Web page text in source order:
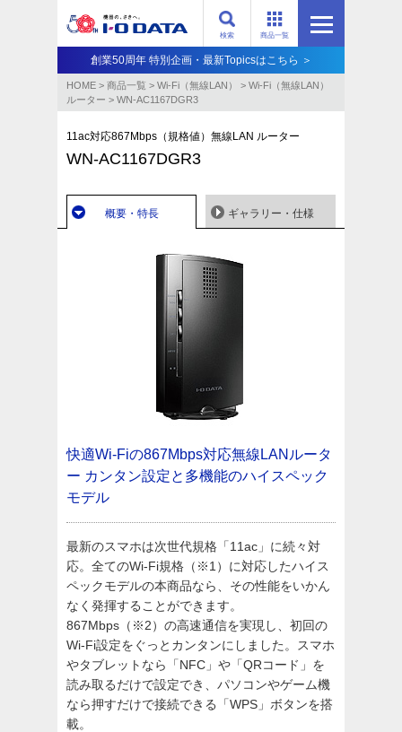
商品一覧
検索
創業50周年 特別企画・最新Topicsはこちら ＞
HOME > 商品一覧 > Wi-Fi（無線LAN） > Wi-Fi（無線LAN）
ルーター > WN-AC1167DGR3
11ac対応867Mbps（規格値）無線LAN ルーター
WN-AC1167DGR3
概要・特長 ギャラリー・仕様
快適Wi-Fiの867Mbps対応無線LANルータ
ー カンタン設定と多機能のハイスペック
モデル
最新のスマホは次世代規格「11ac」に続々対
応。全てのWi-Fi規格（※1）に対応したハイス
ペックモデルの本商品なら、その性能をいかん
なく発揮することができます。
867Mbps（※2）の高速通信を実現し、初回の
Wi-Fi設定をぐっとカンタンにしました。スマホ
やタブレットなら「NFC」や「QRコード」を
読み取るだけで設定でき、パソコンやゲーム機
なら押すだけで接続できる「WPS」ボタンを搭
載。